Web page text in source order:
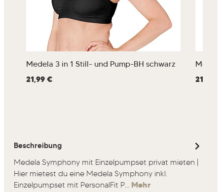
Medela 3 in 1 Still- und Pump-BH schwarz
Regulärer Preis:
21,99 € 21,99 €
Beschreibung
Medela Symphony mit Einzelpumpset privat mieten |
Hier mietest du eine Medela Symphony inkl.
Einzelpumpset mit PersonalFit P… Mehr